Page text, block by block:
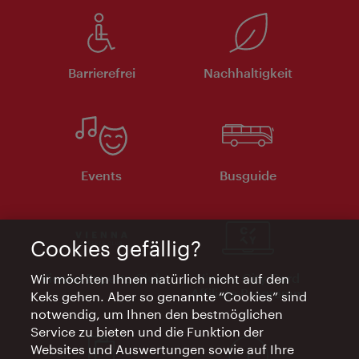
Barrierefrei Nachhaltigkeit
Events Busguide
Vienna Experts Club
Vienna City Card
Affiliate Programm
Cookies gefällig?
Wir möchten Ihnen natürlich nicht auf den
Keks gehen. Aber so genannte “Cookies” sind
notwendig, um Ihnen den bestmöglichen
Service zu bieten und die Funktion der
Websites und Auswertungen sowie auf Ihre